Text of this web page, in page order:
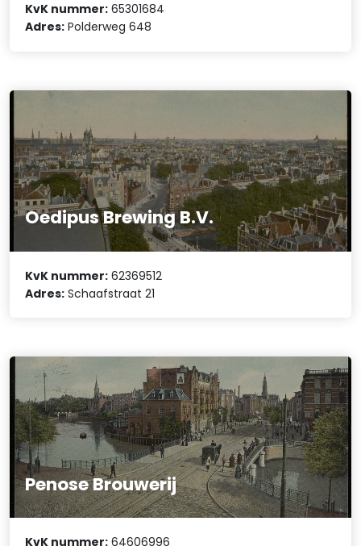
KvK nummer: 65301684
Adres: Polderweg 648
Oedipus Brewing B.V.
KvK nummer: 62369512
Adres: Schaafstraat 21
Penose Brouwerij
KvK nummer: 64606996